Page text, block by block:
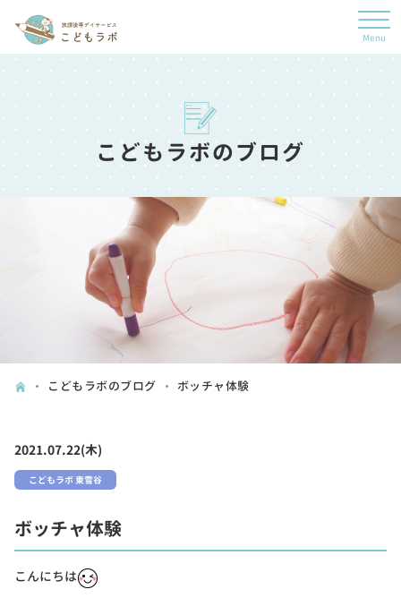
こどもラボのブログ
こどもラボのブログ ボッチャ体験
2021.07.22(木)
こどもラボ 東雪谷
ボッチャ体験
こんにちは